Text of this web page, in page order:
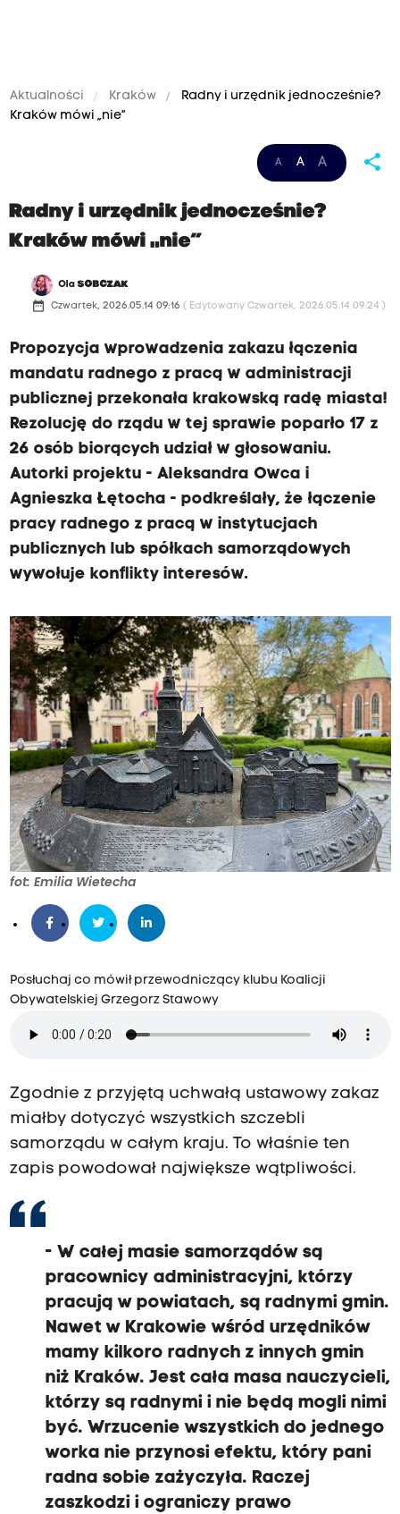
Aktualności Kraków
Radny i urzędnik jednocześnie?
Kraków mówi „nie”
A A A share
Radny i urzędnik jednocześnie?
Kraków mówi „nie”
OlaSOBCZAK
date_range Czwartek, 2026.05.14 09:16 ( Edytowany Czwartek, 2026.05.14 09:24 )
Propozycja wprowadzenia zakazu łączenia
mandatu radnego z pracą w administracji
publicznej przekonała krakowską radę miasta!
Rezolucję do rządu w tej sprawie poparło 17 z
26 osób biorących udział w głosowaniu.
Autorki projektu - Aleksandra Owca i
Agnieszka Łętocha - podkreślały, że łączenie
pracy radnego z pracą w instytucjach
publicznych lub spółkach samorządowych
wywołuje konflikty interesów.
fot: Emilia Wietecha
Posłuchaj co mówił przewodniczący klubu Koalicji
Obywatelskiej Grzegorz Stawowy
Zgodnie z przyjętą uchwałą ustawowy zakaz
miałby dotyczyć wszystkich szczebli
samorządu w całym kraju. To właśnie ten
zapis powodował największe wątpliwości.
- W całej masie samorządów są
pracownicy administracyjni, którzy
pracują w powiatach, są radnymi gmin.
Nawet w Krakowie wśród urzędników
mamy kilkoro radnych z innych gmin
niż Kraków. Jest cała masa nauczycieli,
którzy są radnymi i nie będą mogli nimi
być. Wrzucenie wszystkich do jednego
worka nie przynosi efektu, który pani
radna sobie zażyczyła. Raczej
zaszkodzi i ograniczy prawo